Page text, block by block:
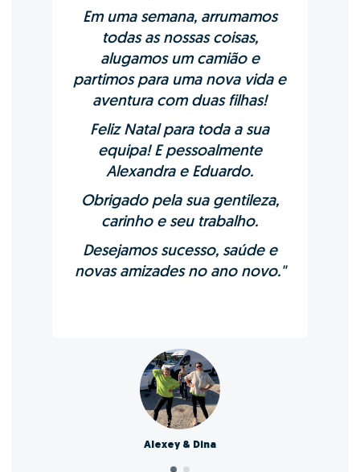
Em uma semana, arrumamos
todas as nossas coisas,
alugamos um camião e
partimos para uma nova vida e
aventura com duas filhas!
Feliz Natal para toda a sua
equipa! E pessoalmente
Alexandra e Eduardo.
Obrigado pela sua gentileza,
carinho e seu trabalho.
Desejamos sucesso, saúde e
novas amizades no ano novo."
Alexey & Dina